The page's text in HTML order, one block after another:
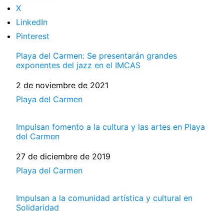
X
LinkedIn
Pinterest
Playa del Carmen: Se presentarán grandes
exponentes del jazz en el IMCAS
Fecha
2 de noviembre de 2021
Respecto a
Playa del Carmen
Impulsan fomento a la cultura y las artes en Playa
del Carmen
Fecha
27 de diciembre de 2019
Respecto a
Playa del Carmen
Impulsan a la comunidad artística y cultural en
Solidaridad